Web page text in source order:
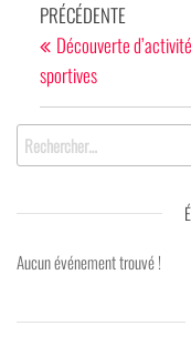
PRÉCÉDENTE
Découverte
sportives
Aucun événement trouvé !